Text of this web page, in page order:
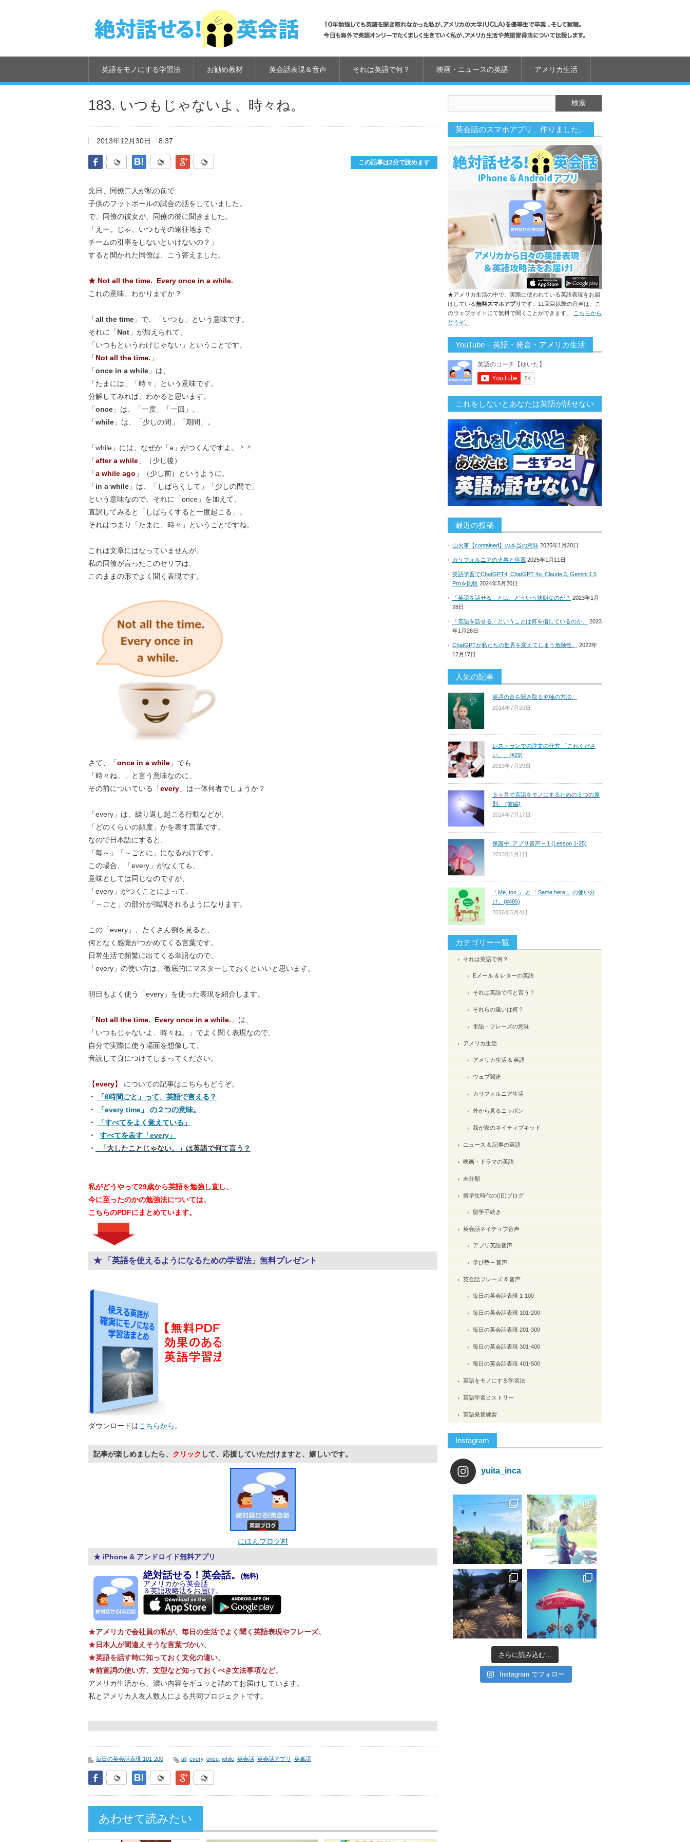
英語をモノにする学習法 お勧め教材 英会話表現＆音声 それは英語で何？ 映画・ニュースの英語 アメリカ生活
183. いつもじゃないよ、時々ね。
2013年12月30日 8:37
Facebook はてなブックマークGoogle Plus この記事は2分で読めます
先日、同僚二人が私の前で
子供のフットボールの試合の話をしていました。
で、同僚の彼女が、同僚の彼に聞きました。
「えー。じゃ、いつもその遠征地まで
チームの引率をしないといけないの？」
すると聞かれた同僚は、こう答えました。
★ Not all the time. Every once in a while.
これの意味、わかりますか？
「all the time 」で、「いつも」という意味です。
それに「Not 」が加えられて、
「いつもというわけじゃない」ということです。
「Not all the time. 」
「once in a while 」は、
「たまには」「時々」という意味です。
分解してみれば、わかると思います。
「once 」は、「一度」「一回」。
「while 」は、「少しの間」「期間」。
「while」には、なぜか「a」がつくんですよ。＾＾
「after a while 」（少し後）
「a while ago 」（少し前）というように。
「in a while 」は、「しばらくして」「少しの間で」
という意味なので、それに「once」を加えて、
直訳してみると「しばらくすると一度起こる」。
それはつまり「たまに、時々」ということですね。
これは文章にはなっていませんが、
私の同僚が言ったこのセリフは、
このままの形でよく聞く表現です。
さて、「once in a while 」でも
「時々ね。」と言う意味なのに、
その前についている「every 」は一体何者でしょうか？
「every」は、繰り返し起こる行動などが、
「どのくらいの頻度」かを表す言葉です。
なので日本語にすると、
「毎～」「～ごとに」になるわけです。
この場合、「every」がなくても、
意味としては同じなのですが、
「every」がつくことによって、
「～ごと」の部分が強調されるようになります。
この「every」、たくさん例を見ると、
何となく感覚がつかめてくる言葉です。
日常生活で頻繁に出てくる単語なので、
「every」の使い方は、徹底的にマスターしておくといいと思います。
明日もよく使う「every」を使った表現を紹介します。
「Not all the time. Every once in a while. 」は、
「いつもじゃないよ、時々ね。」でよく聞く表現なので、
自分で実際に使う場面を想像して、
音読して身につけてしまってください。
【every】
についての記事はこちらもどうぞ。
・
「6時間ごと」って、英語で言える？
・
「every time」 の２つの意味。
・
「すべてをよく覚えている」
・ すべてを表す「every」
・
「大したことじゃない。」は英語で何て言う？
私がどうやって29歳から英語を勉強し直し、
今に至ったのかの勉強法については、
こちらのPDFにまとめています。
★ 「英語を使えるようになるための学習法」無料プレゼント
ダウンロードはこちらから 。
記事が楽しめましたら、 クリック して、応援していただけますと、嬉しいです。
にほんブログ村
★ iPhone & アンドロイド無料アプリ
絶対話せる！英会話。 (無料)
アメリカから英会話
＆英語攻略法をお届け。
★アメリカで会社員の私が、毎日の生活でよく聞く英語表現やフレーズ、
★日本人が間違えそうな言葉づかい、
★英語を話す時に知っておく文化の違い、
★前置詞の使い方、文型など知っておくべき文法事項など、
アメリカ生活から、濃い内容をギュッと詰めてお届けしています。
私とアメリカ人友人数人による共同プロジェクトです。
毎日の英会話表現 101-200 all every, once while 英会話 英会話アプリ 英単語
Facebook はてなブックマークGoogle Plus
あわせて読みたい
英会話のスマホアプリ、作りました。
★アメリカ生活の中で、実際に使われている英語表現をお届
けしている無料スマホアプリです。11回目以降の音声は、こ
のウェブサイトにて無料で聞くことができます。
こちらから
どうぞ。
YouTube – 英語・発音・アメリカ生活
これをしないとあなたは英語が話せない
最近の投稿
山火事【contained】の本当の意味 2025年1月20日
カリフォルニアの火事と停電 2025年1月11日
英語学習でChatGPT4, ChatGPT 4o, Claude 3, Gemini 1.5
Proを比較 2024年5月20日
「英語を話せる」とは、どういう状態なのか？ 2023年1月
28日
「英語を話せる」ということは何を指しているのか。
2023
年1月26日
ChatGPTが私たちの世界を変えてしまう危険性。
2022年
12月17日
人気の記事
英語の音を聞き取る究極の方法。
2014年7月20日
レストランでの注文の仕方 「これくださ
い。」(#29)
2013年7月29日
６ヶ月で言語をモノにするための５つの原
則。 (前編)
2014年7月17日
保護中: アプリ音声 – 1 (Lesson 1-25)
2013年1月1日
「Me, too.」 と 「Same here.」の使い分
け。(#485)
2016年5月4日
カテゴリー一覧
それは英語で何？
Eメール & レターの英語
それは英語で何と言う？
それらの違いは何？
単語・フレーズの意味
アメリカ生活
アメリカ生活 & 英語
ウェブ関連
カリフォルニア生活
外から見るニッポン
我が家のネイティブキッド
ニュース & 記事の英語
映画・ドラマの英語
未分類
留学生時代の(旧)ブログ
留学手続き
英会話ネイティブ音声
アプリ英語音声
学び塾 – 音声
英会話フレーズ & 音声
毎日の英会話表現 1-100
毎日の英会話表現 101-200
毎日の英会話表現 201-300
毎日の英会話表現 301-400
毎日の英会話表現 401-500
英語をモノにする学習法
英語学習ヒストリー
英語発音練習
Instagram
yuita_inca
さらに読み込む...
Instagram でフォロー